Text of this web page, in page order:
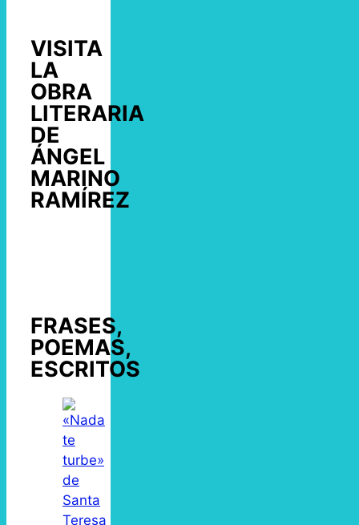
VISITA
LA
OBRA
LITERARIA
DE
ÁNGEL
MARINO
RAMÍREZ
FRASES,
POEMAS,
ESCRITOS